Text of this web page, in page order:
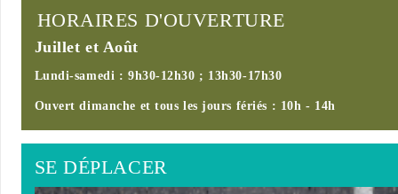
HORAIRES D'OUVERTURE
Juillet et Août
Lundi-samedi : 9h30-12h30 ; 13h30-17h30
Ouvert dimanche et tous les jours fériés : 10h - 14h
SE DÉPLACER